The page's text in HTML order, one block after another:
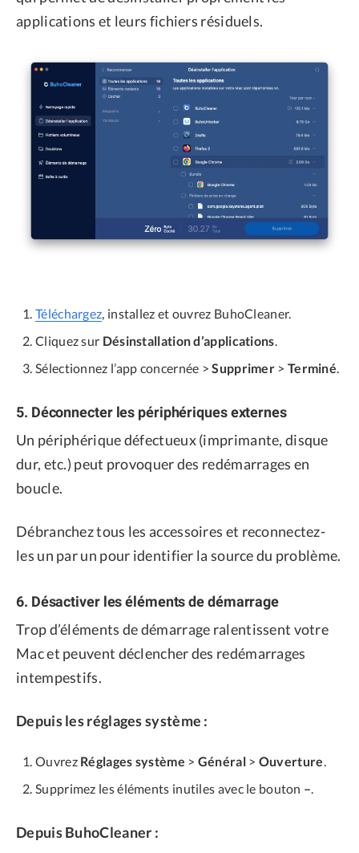
applications et leurs fichiers résiduels.
Téléchargez, installez et ouvrez BuhoCleaner.
Cliquez sur Désinstallation d’applications.
Sélectionnez l’app concernée >Supprimer > Terminé.
5. Déconnecter les périphériques externes
Un périphérique défectueux (imprimante, disque
dur, etc.) peut provoquer des redémarrages en
boucle.
Débranchez tous les accessoires et reconnectez-
les un par un pour identifier la source du problème.
6. Désactiver les éléments de démarrage
Trop d’éléments de démarrage ralentissent votre
Mac et peuvent déclencher des redémarrages
intempestifs.
Depuis les réglages système :
Ouvrez Réglages système > Général> Ouverture
Supprimez les éléments inutiles avec le bouton –
Depuis BuhoCleaner :